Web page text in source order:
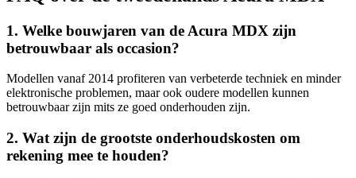
1. Welke bouwjaren van de Acura MDX zijn
betrouwbaar als occasion?
Modellen vanaf 2014 profiteren van verbeterde techniek en minder
elektronische problemen, maar ook oudere modellen kunnen
betrouwbaar zijn mits ze goed onderhouden zijn.
2. Wat zijn de grootste onderhoudskosten om
rekening mee te houden?